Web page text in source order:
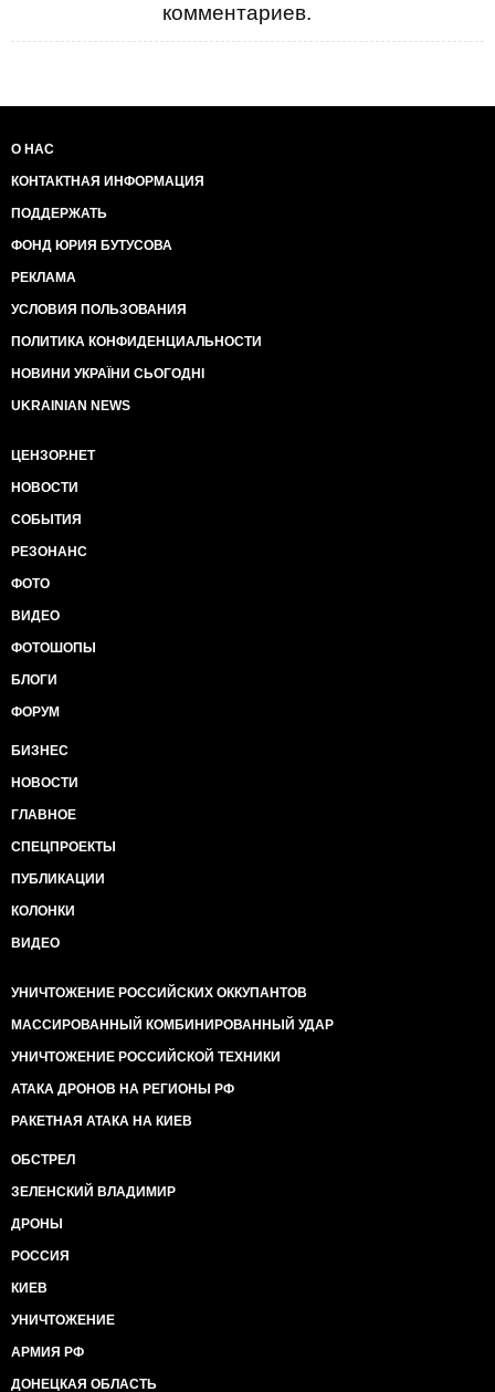
комментариев.
О НАС
КОНТАКТНАЯ ИНФОРМАЦИЯ
ПОДДЕРЖАТЬ
ФОНД ЮРИЯ БУТУСОВА
РЕКЛАМА
УСЛОВИЯ ПОЛЬЗОВАНИЯ
ПОЛИТИКА КОНФИДЕНЦИАЛЬНОСТИ
НОВИНИ УКРАЇНИ СЬОГОДНІ
UKRAINIAN NEWS
ЦЕНЗОР.НЕТ
НОВОСТИ
СОБЫТИЯ
РЕЗОНАНС
ФОТО
ВИДЕО
ФОТОШОПЫ
БЛОГИ
ФОРУМ
БИЗНЕС
НОВОСТИ
ГЛАВНОЕ
СПЕЦПРОЕКТЫ
ПУБЛИКАЦИИ
КОЛОНКИ
ВИДЕО
УНИЧТОЖЕНИЕ РОССИЙСКИХ ОККУПАНТОВ
МАССИРОВАННЫЙ КОМБИНИРОВАННЫЙ УДАР
УНИЧТОЖЕНИЕ РОССИЙСКОЙ ТЕХНИКИ
АТАКА ДРОНОВ НА РЕГИОНЫ РФ
РАКЕТНАЯ АТАКА НА КИЕВ
ОБСТРЕЛ
ЗЕЛЕНСКИЙ ВЛАДИМИР
ДРОНЫ
РОССИЯ
КИЕВ
УНИЧТОЖЕНИЕ
АРМИЯ РФ
ДОНЕЦКАЯ ОБЛАСТЬ